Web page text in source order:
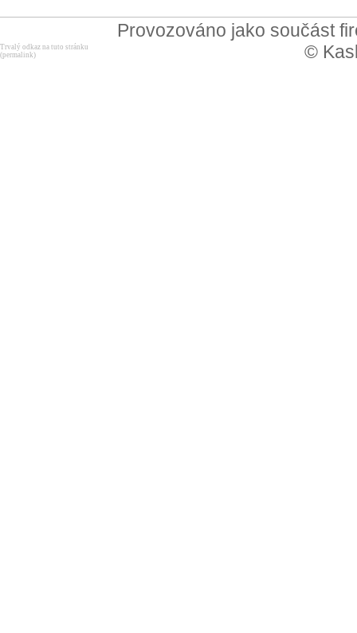
Provozováno jako součást
©
Trvalý odkaz na tuto stránku
(permalink)